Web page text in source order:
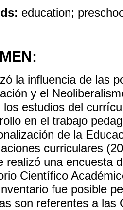
education;
la influencia de las
y el
los estudios del
en el trabajo
de la
curriculares
realizó una encuesta
Científico
fue posible
son referentes a las